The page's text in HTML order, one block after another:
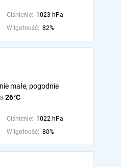
Ciśnienie: 1023 hPa
Wilgotność: 82%
26°C
małe, pogodnie
Ciśnienie: 1022 hPa
Wilgotność: 80%